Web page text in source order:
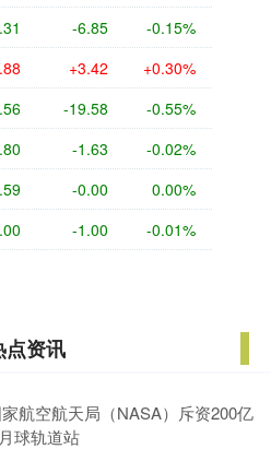
-6.85 -0.15%
+3.42 +0.30%
-19.58 -0.55%
-1.63 -0.02%
-0.00 0.00%
-1.00 -0.01%
点资讯
航空航天局（NASA）斥资200亿
球轨道站